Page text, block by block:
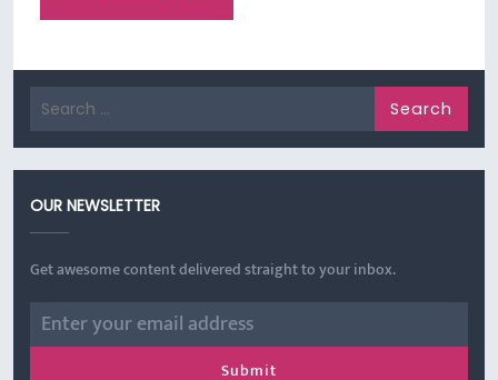
for:
OUR NEWSLETTER
Get awesome content delivered straight to your inbox.